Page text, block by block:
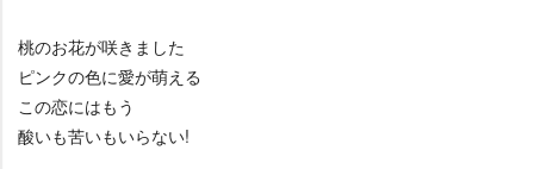
桃のお花が咲きました
ピンクの色に愛が萌える
この恋にはもう
酸いも苦いもいらない!